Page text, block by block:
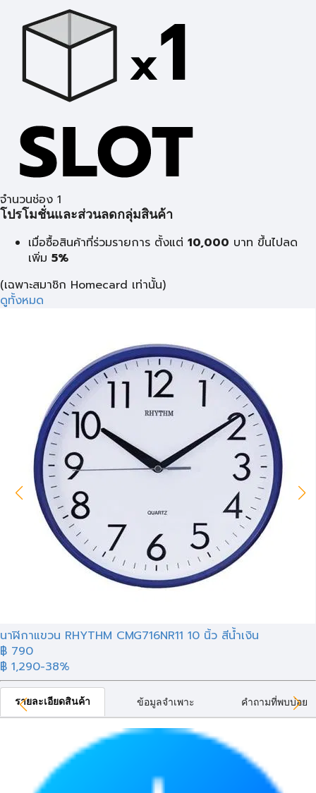
จำนวนช่อง 1
โปรโมชั่นและส่วนลดกลุ่มสินค้า
เมื่อซื้อสินค้าที่ร่วมรายการ ตั้งแต่ 10,000 บาท ขึ้นไปลด
เพิ่ม 5%
(เฉพาะสมาชิก Homecard เท่านั้น)
ดูทั้งหมด
นาฬิกาแขวน RHYTHM CMG716NR11 10 นิ้ว สีน้ำเงิน
฿ 790
฿ 1,290-38%
รายละเอียดสินค้า ข้อมูลจำเพาะ คำถามที่พบบ่อย